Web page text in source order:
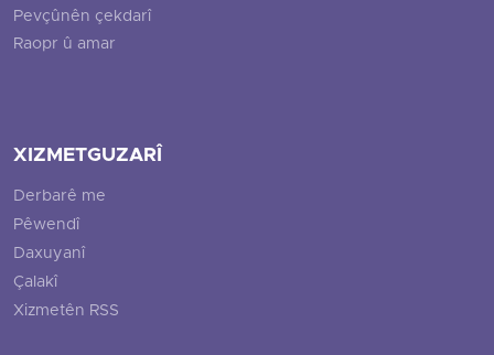
Pevçûnên çekdarî
Raopr û amar
XIZMETGUZARÎ
Derbarê me
Pêwendî
Daxuyanî
Çalakî
Xizmetên RSS